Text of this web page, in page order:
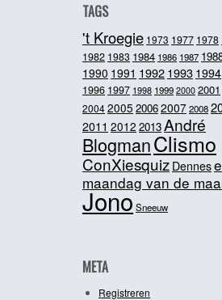
TAGS
't Kroegie 1973 1977 1978
1982 1983 1984 1986 1987
1990 1991 19921993 1994
1996 1997 1998 1999 2000 2001
20042005 200620072008
2011 2012 2013André
BlogmanClismo
ConXiesquiz Dennes
maandag van de
JonoSneeuw
META
Registreren